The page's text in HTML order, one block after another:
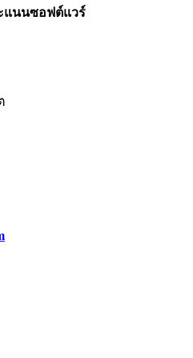
แนนซอฟต์แวร์